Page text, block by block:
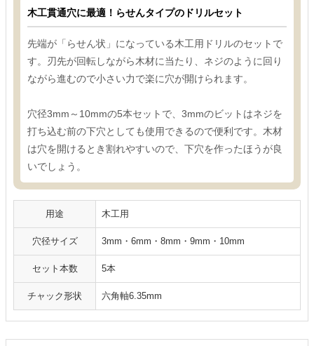
木工貫通穴に最適！らせんタイプのドリルセット
先端が「らせん状」になっている木工用ドリルのセットで
す。刃先が回転しながら木材に当たり、ネジのように回り
ながら進むので小さい力で楽に穴が開けられます。
穴径3mm～10mmの5本セットで、3mmのビットはネジを
打ち込む前の下穴としても使用できるので便利です。木材
は穴を開けるとき割れやすいので、下穴を作ったほうが良
いでしょう。
用途 木工用
穴径サイズ 3mm・6mm・8mm・9mm・10mm
セット本数 5本
チャック形状 六角軸6.35mm